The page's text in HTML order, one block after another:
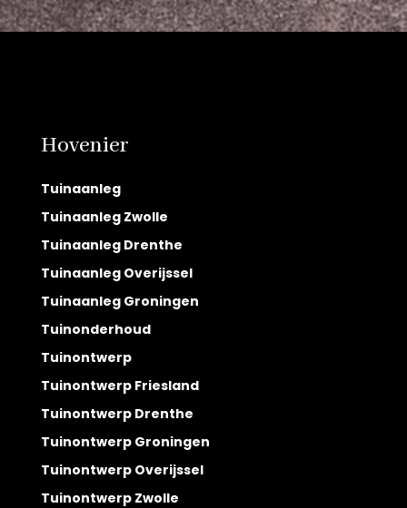
Hovenier
Tuinaanleg
Tuinaanleg Zwolle
Tuinaanleg Drenthe
Tuinaanleg Overijssel
Tuinaanleg Groningen
Tuinonderhoud
Tuinontwerp
Tuinontwerp Friesland
Tuinontwerp Drenthe
Tuinontwerp Groningen
Tuinontwerp Overijssel
Tuinontwerp Zwolle